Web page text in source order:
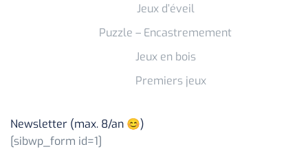
Jeux d’éveil
Puzzle – Encastremement
Jeux en bois
Premiers jeux
Newsletter (max. 8/an 😊)
[sibwp_form id=1]